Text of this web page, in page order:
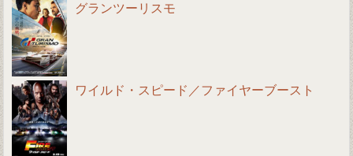
グランツーリスモ
ワイルド・スピード／ファイヤーブースト